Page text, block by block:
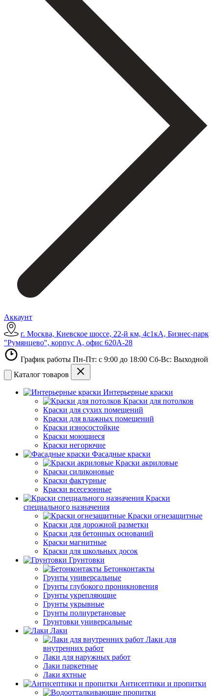
Аккаунт
г. Москва, Киевское шоссе, 22-й км, 4с1кА, Бизнес-парк
"Румянцево", корпус А, офис 620А-28
График работы Пн-Пт: с 9:00 до 18:00 Сб-Вс: Выходной
Каталог товаров
Интерьерные краски
Краски для потолков
Краски для сухих помещений
Краски для влажных помещений
Краски износостойкие
Краски моющиеся
Краски негорючие
Фасадные краски
Краски акриловые
Краски силиконовые
Краски фактурные
Краски всесезонные
Краски
специального назначения
Краски огнезащитные
Краски для дорожной разметки
Краски для бетонных оснований
Краски магнитные
Краски для школьных досок
Грунтовки
Бетонконтакты
Грунты универсальные
Грунты глубокого проникновения
Грунты укрепляющие
Грунты укрывные
Грунты полиуретановые
Грунтовки универсальные
Лаки
Лаки для
внутренних работ
Лаки для наружных работ
Лаки паркетные
Лаки яхтные
Антисептики и пропитки